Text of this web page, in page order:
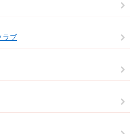
ラブ